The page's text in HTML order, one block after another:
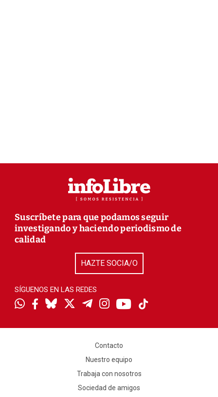
Suscríbete para que podamos seguir
investigando y haciendo periodismo de
calidad
HAZTE SOCIA/O
SÍGUENOS EN LAS REDES
Contacto
Nuestro equipo
Trabaja con nosotros
Sociedad de amigos